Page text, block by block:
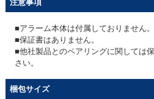
注意事項
■アラーム本体は付属しておりません。
■保証書はありません。
■他社製品とのペアリングに関しては
さい。
梱包サイズ